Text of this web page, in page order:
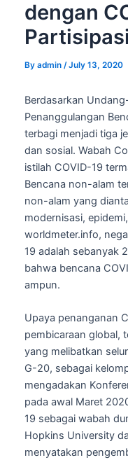
dengan
By admin /July 13, 2020
Berdasarkan
Penanggulangan
terbagi menjadi tiga
dan sosial. Wabah
istilah COVID-19
Bencana non-alam
non-alam yang
modernisasi,
worldmeter.info,
19 adalah sebanyak
bahwa bencana
ampun.
Upaya penanganan
pembicaraan global,
yang melibatkan
G-20, sebagai
mengadakan
pada awal Maret
19 sebagai wabah
Hopkins University
menyatakan